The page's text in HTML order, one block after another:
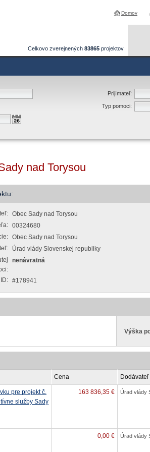
Domov
Celkovo zverejnených 83865 projektov
Prijímateľ:
Typ pomoci:
nad Torysou
Obec Sady nad Torysou
00324680
Obec Sady nad Torysou
Úrad vlády Slovenskej republiky
nenávratná
#178941
Výška
Cena Dodávateľ
pre projekt č.
služby Sady
163 836,35 € Úrad vlády
0,00 € Úrad vlády